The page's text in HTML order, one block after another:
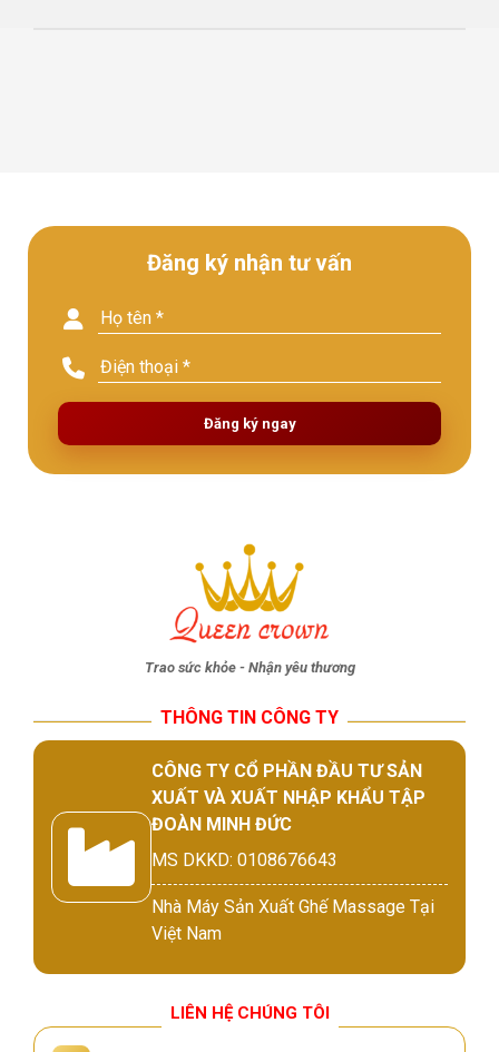
Đăng ký nhận tư vấn
Đăng ký ngay
Trao sức khỏe - Nhận yêu thương
THÔNG TIN CÔNG TY
CÔNG TY CỔ PHẦN ĐẦU TƯ SẢN
XUẤT VÀ XUẤT NHẬP KHẨU TẬP
ĐOÀN MINH ĐỨC
MS DKKD: 0108676643
Nhà Máy Sản Xuất Ghế Massage Tại
Việt Nam
LIÊN HỆ CHÚNG TÔI